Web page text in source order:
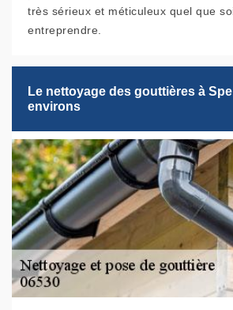
très sérieux et méticuleux quel que
entreprendre.
Le nettoyage des gouttières à
environs